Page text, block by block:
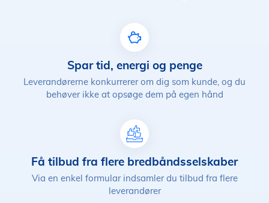
Spar tid, energi og penge
Leverandørerne konkurrerer om dig som kunde, og du
behøver ikke at opsøge dem på egen hånd
Få tilbud fra flere bredbåndsselskaber
Via en enkel formular indsamler du tilbud fra flere
leverandører